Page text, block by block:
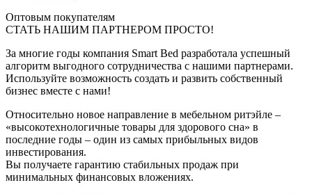
Оптовым покупателям
СТАТЬ НАШИМ ПАРТНЕРОМ ПРОСТО!
За многие годы компания Smart Bed разработала успешный
алгоритм выгодного сотрудничества с нашими партнерами.
Используйте возможность создать и развить собственный
бизнес вместе с нами!
Относительно новое направление в мебельном ритэйле –
«высокотехнологичные товары для здорового сна» в
последние годы – один из самых прибыльных видов
инвестирования.
Вы получаете гарантию стабильных продаж при
минимальных финансовых вложениях.